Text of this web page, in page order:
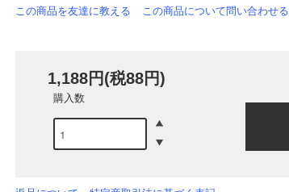
この商品を友達に教える この商品について問い合わせる
1,188円(税88円)
購入数